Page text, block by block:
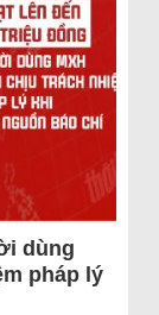
dùng
pháp lý